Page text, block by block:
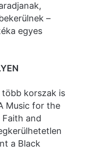
–
egyes
több korszak is
Music for the
Faith and
a Black